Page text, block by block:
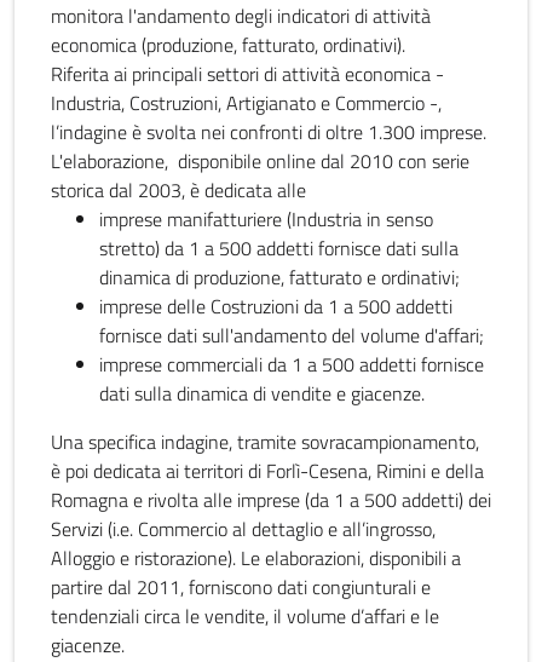
monitora l'andamento degli indicatori di attività
economica (produzione, fatturato, ordinativi).
Riferita ai principali settori di attività economica -
Industria, Costruzioni, Artigianato e Commercio -,
l’indagine è svolta nei confronti di oltre 1.300 imprese.
L'elaborazione, disponibile online dal 2010 con serie
storica dal 2003, è dedicata alle
imprese manifatturiere (Industria in senso
stretto) da 1 a 500 addetti fornisce dati sulla
dinamica di produzione, fatturato e ordinativi;
imprese delle Costruzioni da 1 a 500 addetti
fornisce dati sull'andamento del volume d'affari;
imprese commerciali da 1 a 500 addetti fornisce
dati sulla dinamica di vendite e giacenze.
Una specifica indagine, tramite sovracampionamento,
è poi dedicata ai territori di Forlì-Cesena, Rimini e della
Romagna e rivolta alle imprese (da 1 a 500 addetti) dei
Servizi (i.e. Commercio al dettaglio e all’ingrosso,
Alloggio e ristorazione). Le elaborazioni, disponibili a
partire dal 2011, forniscono dati congiunturali e
tendenziali circa le vendite, il volume d’affari e le
giacenze.